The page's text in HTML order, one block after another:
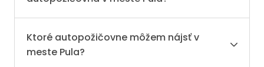
Ktoré autopožičovne môžem nájsť v
meste Pula?